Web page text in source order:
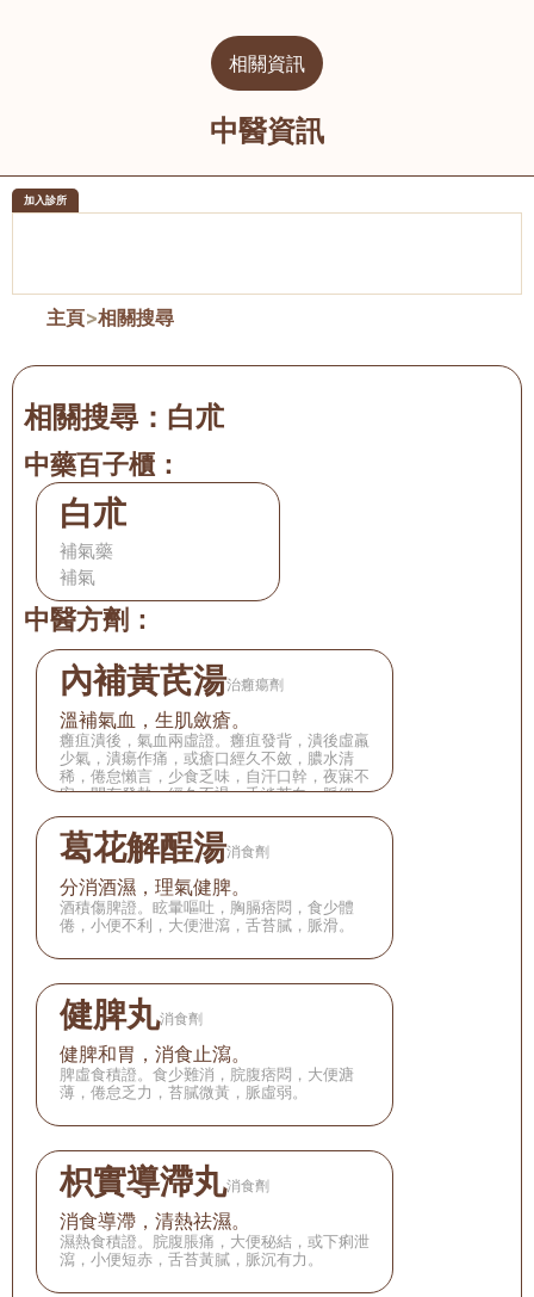
相關資訊
中醫資訊
加入診所
主頁>相關搜尋
相關搜尋： 白朮
中藥百子櫃：
白朮
補氣藥
補氣
中醫方劑：
內補黃芪湯治癰瘍劑
溫補氣血，生肌斂瘡。
癰疽潰後，氣血兩虛證。癰疽發背，潰後虛羸
少氣，潰瘍作痛，或瘡口經久不斂，膿水清
稀，倦怠懶言，少食乏味，自汗口幹，夜寐不
安，間有發熱，經久不退，舌淡苔白，脈細
葛花解酲湯消食劑
分消酒濕，理氣健脾。
酒積傷脾證。眩暈嘔吐，胸膈痞悶，食少體
倦，小便不利，大便泄瀉，舌苔膩，脈滑。
健脾丸消食劑
健脾和胃，消食止瀉。
脾虛食積證。食少難消，脘腹痞悶，大便溏
薄，倦怠乏力，苔膩微黃，脈虛弱。
枳實導滯丸消食劑
消食導滯，清熱祛濕。
濕熱食積證。脘腹脹痛，大便秘結，或下痢泄
瀉，小便短赤，舌苔黃膩，脈沉有力。